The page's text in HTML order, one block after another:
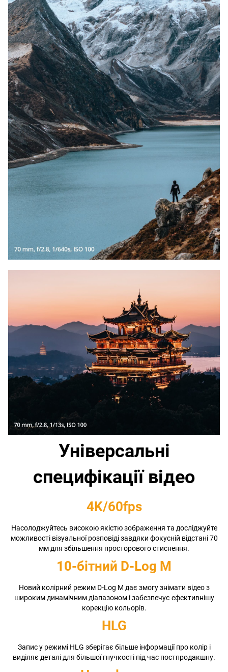
Універсальні
специфікації відео
4K/60fps
Насолоджуйтесь високою якістю зображення та досліджуйте
можливості візуальної розповіді завдяки фокусній відстані 70
мм для збільшення просторового стиснення.
10-бітний D-Log M
Новий колірний режим D-Log M дає змогу знімати відео з
широким динамічним діапазоном і забезпечує ефективнішу
корекцію кольорів.
HLG
Запис у режимі HLG зберігає більше інформації про колір і
виділяє деталі для більшої гнучкості під час постпродакшну.